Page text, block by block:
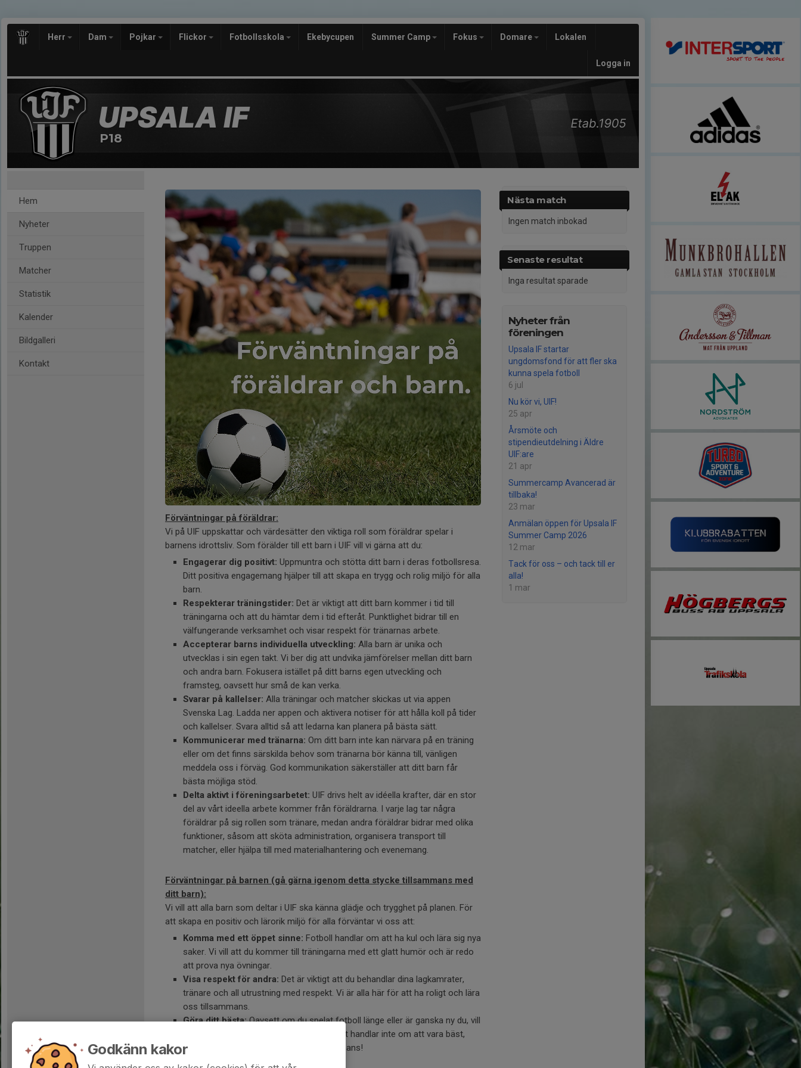
Herr Dam Pojkar Flickor Fotbollsskola Ekebycupen Summer Camp Fokus Domare Lokalen
Logga in
P18
Hem
Nyheter
Truppen
Matcher
Statistik
Kalender
Bildgalleri
Kontakt
Nästa match
Ingen match inbokad
Senaste resultat
Inga resultat sparade
Nyheter från
föreningen
Upsala IF startar
ungdomsfond för att fler ska
kunna spela fotboll
6 jul
Nu kör vi, UIF!
25 apr
Årsmöte och
stipendieutdelning i Äldre
UIF:are
21 apr
Summercamp Avancerad är
tillbaka!
23 mar
Anmälan öppen för Upsala IF
Summer Camp 2026
12 mar
Tack för oss – och tack till er
alla!
1 mar
Förväntningar på föräldrar:
Vi på UIF uppskattar och värdesätter den viktiga roll som föräldrar spelar i
barnens idrottsliv. Som förälder till ett barn i UIF vill vi gärna att du:
Engagerar dig positivt: Uppmuntra och stötta ditt barn i deras fotbollsresa.
Ditt positiva engagemang hjälper till att skapa en trygg och rolig miljö för alla
barn.
Respekterar träningstider: Det är viktigt att ditt barn kommer i tid till
träningarna och att du hämtar dem i tid efteråt. Punktlighet bidrar till en
välfungerande verksamhet och visar respekt för tränarnas arbete.
Accepterar barns individuella utveckling: Alla barn är unika och
utvecklas i sin egen takt. Vi ber dig att undvika jämförelser mellan ditt barn
och andra barn. Fokusera istället på ditt barns egen utveckling och
framsteg, oavsett hur små de kan verka.
Svarar på kallelser: Alla träningar och matcher skickas ut via appen
Svenska Lag. Ladda ner appen och aktivera notiser för att hålla koll på tider
och kallelser. Svara alltid så att ledarna kan planera på bästa sätt.
Kommunicerar med tränarna: Om ditt barn inte kan närvara på en träning
eller om det finns särskilda behov som tränarna bör känna till, vänligen
meddela oss i förväg. God kommunikation säkerställer att ditt barn får
bästa möjliga stöd.
Delta aktivt i föreningsarbetet: UIF drivs helt av idéella krafter, där en stor
del av vårt ideella arbete kommer från föräldrarna. I varje lag tar några
föräldrar på sig rollen som tränare, medan andra föräldrar bidrar med olika
funktioner, såsom att sköta administration, organisera transport till
matcher, eller hjälpa till med materialhantering och evenemang.
Förväntningar på barnen (gå gärna igenom detta stycke tillsammans med
ditt barn):
Vi vill att alla barn som deltar i UIF ska känna glädje och trygghet på planen. För
att skapa en positiv och lärorik miljö för alla förväntar vi oss att:
Komma med ett öppet sinne: Fotboll handlar om att ha kul och lära sig nya
saker. Vi vill att du kommer till träningarna med ett glatt humör och är redo
att prova nya övningar.
Visa respekt för andra: Det är viktigt att du behandlar dina lagkamrater,
tränare och all utrustning med respekt. Vi är alla här för att ha roligt och lära
oss tillsammans.
Göra ditt bästa:Oavsett om du spelat fotboll länge eller är ganska ny du, vill
vi att du gör ditt bästa på varje träning. Det handlar inte om att vara bäst,
utan om att utvecklas och ha kul tillsammans!
Godkänn kakor